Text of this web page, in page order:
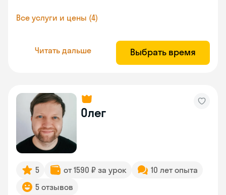
Все услуги и цены (4)
Читать дальше Выбрать время
Олег
5 от 1590 ₽ за урок
10 лет опыта
5 отзывов